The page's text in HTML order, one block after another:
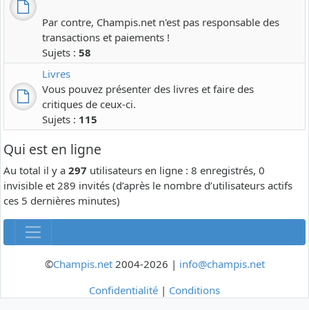
Par contre, Champis.net n'est pas responsable des
transactions et paiements !
Sujets : 58
Livres
Vous pouvez présenter des livres et faire des
critiques de ceux-ci.
Sujets : 115
Qui est en ligne
Au total il y a 297 utilisateurs en ligne : 8 enregistrés, 0
invisible et 289 invités (d’après le nombre d’utilisateurs actifs
ces 5 dernières minutes)
©Champis.net2004-2026 | info@champis.net
Confidentialité | Conditions